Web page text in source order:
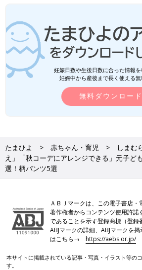
妊娠日数や生後日数に合った情報
妊娠中から産後まで長く使える無
無料ダウンロード
たまひよ 赤ちゃん・育児
しまむ
え」「秋コーデにアレンジできる」元子ど
選！柄パンツ5選
ＡＢＪマークは、この電子書店・
著作権者からコンテンツ使用許諾
であることを示す登録商標（登録
ABJマークの詳細、ABJマークを
はこちら→https://aebs.or.jp/
本サイトに掲載されている記事・写真・イラスト等の
す。